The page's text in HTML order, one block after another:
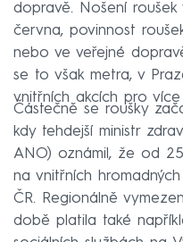
dopravě. Nošení
června, povinnost
nebo ve veřejné
se to však metra, v
vnitřních akcích pro
Částečně se roušky
kdy tehdejší ministr
ANO) oznámil, že od
na vnitřních
ČR. Regionálně
době platila také